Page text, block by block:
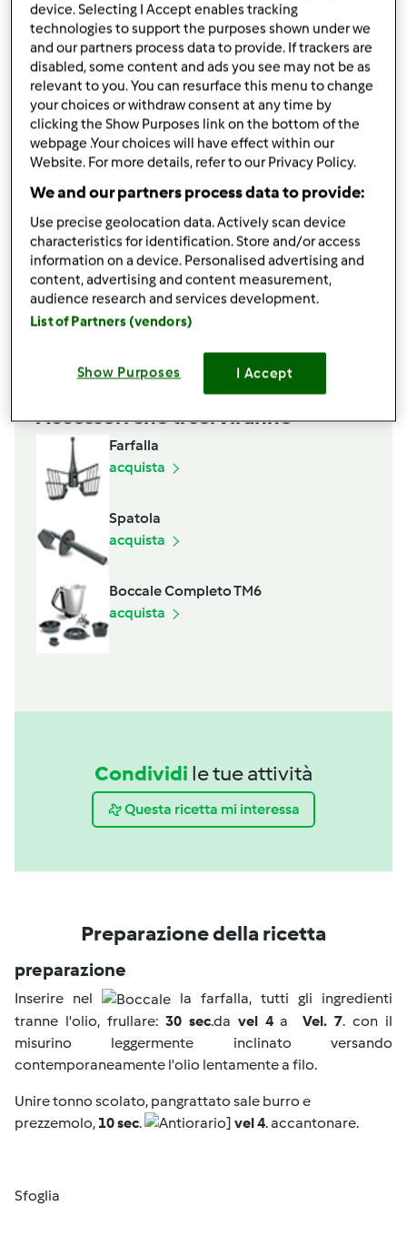
maionese
1uovo intero
1tuorlo
1cucchiaioaceto balsamico
succo di mezzo limone
Sale qb
200grammiolio semi
farcitura
100 grammitonno sott'olio,ben sgocciolato
30grammiburro morbido
1cucchiaiopangrattato
2ramettiprezzemolo
1manciata capperi
Aggiungi alla lista della spesa
Accessori che ti serviranno
Farfalla
acquista
Spatola
acquista
Boccale Completo TM6
acquista
Condividi le tue attività
Questa ricetta mi interessa
Preparazione della ricetta
preparazione
Inserire nel
la farfalla, tutti gli ingredienti
tranne l'olio, frullare: 30 sec.da vel 4aVel. 7. con il
misurino leggermente inclinato versando
contemporaneamente l'olio lentamente a filo.
Unire tonno scolato, pangrattato sale burro e
prezzemolo, 10 sec. ] vel 4. accantonare.
Sfoglia
device. Selecting I Accept enables tracking
technologies to support the purposes shown under we
and our partners process data to provide. If trackers are
disabled, some content and ads you see may not be as
relevant to you. You can resurface this menu to change
your choices or withdraw consent at any time by
clicking the Show Purposes link on the bottom of the
webpage .Your choices will have effect within our
Website. For more details, refer to our Privacy Policy.
We and our partners process data to provide:
Use precise geolocation data. Actively scan device
characteristics for identification. Store and/or access
information on a device. Personalised advertising and
content, advertising and content measurement,
audience research and services development.
List of Partners (vendors)
Show Purposes I Accept